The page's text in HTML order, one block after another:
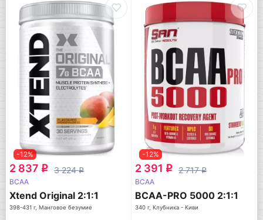
-12%
2 837 q 3 224q
BCAA
Xtend Original 2:1:1
398-431 г, Манговое безумие
-12%
2 391 q 2 717q
BCAA
BCAA-PRO 5000 2:1:1
340 г, Клубника - Киви